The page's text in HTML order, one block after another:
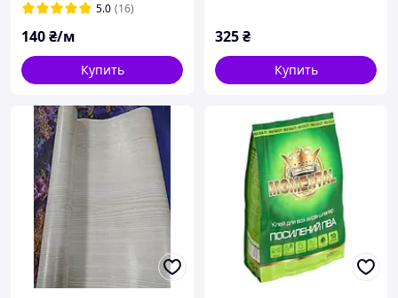
5.0 (16)
140₴/м
Купить
325₴
Купить